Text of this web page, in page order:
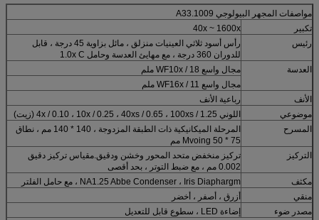
مواصفات المجهر البيولوجي A33.1009
تكبير
40x ~ 1600x
رئيس
رأس أسود ثلاثي العينيات منزلق ، مائل بزاوية 45 درجة ، قابل
للدوران 360 درجة ، مع مهايئ العدسة وحامل 1.0x C
العدسة
مجال واسع WF10x / 18 ملم
مجال واسع WF16x / 11 ملم
الأنف
رباعية الأنف
موضوعي
اللوني 4x / 0.10 ، 10x / 0.25 ، 40xs / 0.65 ، 100xs / 1.25 (زيت)
المسرح
المرحلة الميكانيكية ذات الطبقة المزدوجة ، 140 * 140 مم ، نطاق
Mvoing 50 * 75 مم
التركيز
تركيز منخفض متحد المحور وخشن ودقيق.مقياس تركيز دقيق
0.002 مم ، مع ضبط التوتر ، بحد أقصى
مكثف
NA1.25 Abbe Condenser ، Iris Diaphargm ، مع حامل الفلتر
منقي
أزرق ، أصفر ، أخضر
مصدر ضوء
إضاءة LED ، سطوع قابل للتعديل